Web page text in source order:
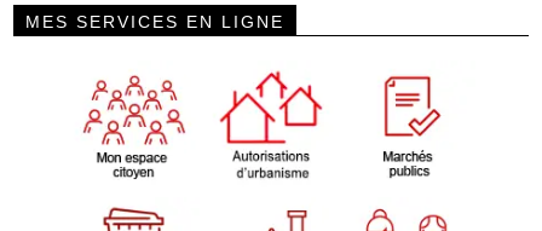
MES SERVICES EN LIGNE